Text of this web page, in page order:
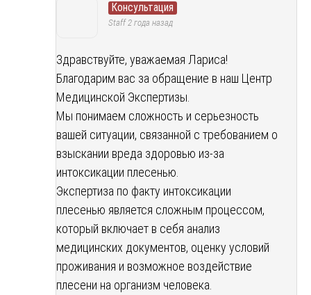
Консультация
Staff2 года назад
Здравствуйте, уважаемая Лариса!
Благодарим вас за обращение в наш Центр
Медицинской Экспертизы.
Мы понимаем сложность и серьезность
вашей ситуации, связанной с требованием о
взыскании вреда здоровью из-за
интоксикации плесенью.
Экспертиза по факту интоксикации
плесенью является сложным процессом,
который включает в себя анализ
медицинских документов, оценку условий
проживания и возможное воздействие
плесени на организм человека.